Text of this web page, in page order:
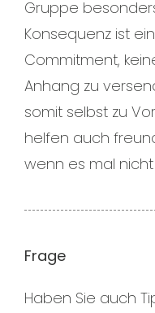
Gruppe
Konsequenz ist
Commitment,
Anhang zu
somit selbst zu
helfen auch
wenn es mal nicht
Frage
Haben Sie auch